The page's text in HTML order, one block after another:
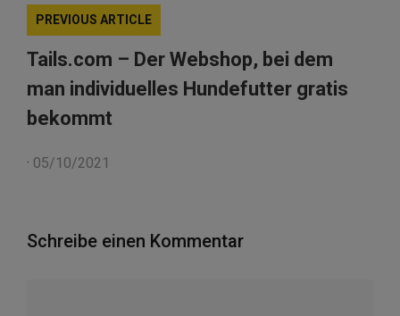
PREVIOUS ARTICLE
Tails.com – Der Webshop, bei dem
man individuelles Hundefutter gratis
bekommt
· 05/10/2021
Schreibe einen Kommentar